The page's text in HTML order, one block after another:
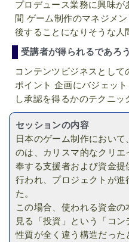
プロデュース業務に興味
間 ゲーム制作のマネジメ
後することになりそうな人
受講者が得られるであろ
コンテンツビジネスとし
ポイント 企画にバジェッ
し承認を得るかのテクニッ
セッションの内容
日本のゲーム制作におい
のは、カリスマ的なクリ
奉する支援者および資金
行われ、プロジェクトが
た。
この場合、使われる資金
見る「投資」という「コ
性質が全く違う構造だった